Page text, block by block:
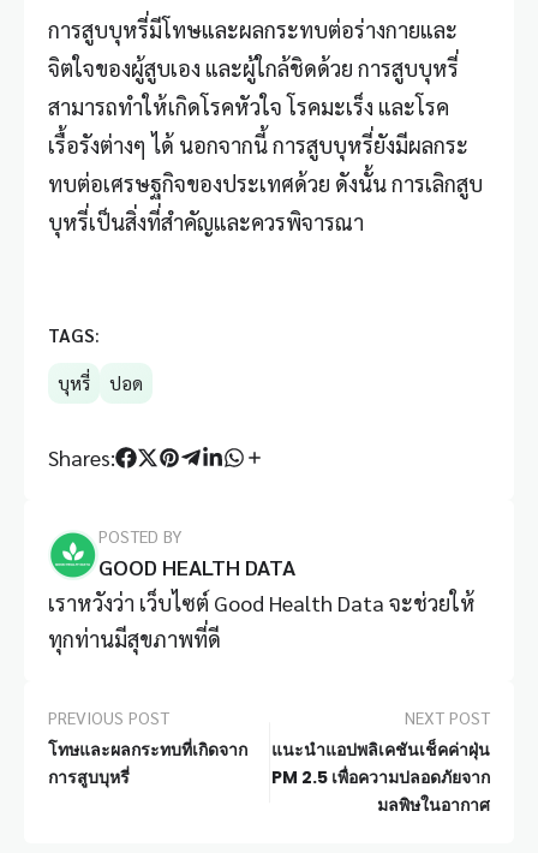
การสูบบุหรี่มีโทษและผลกระทบต่อร่างกายและ
จิตใจของผู้สูบเอง และผู้ใกล้ชิดด้วย การสูบบุหรี่
สามารถทำให้เกิดโรคหัวใจ โรคมะเร็ง และโรค
เรื้อรังต่างๆ ได้ นอกจากนี้ การสูบบุหรี่ยังมีผลกระ
ทบต่อเศรษฐกิจของประเทศด้วย ดังนั้น การเลิกสูบ
บุหรี่เป็นสิ่งที่สำคัญและควรพิจารณา
TAGS:
บุหรี่
ปอด
Shares:
POSTED BY
GOOD HEALTH DATA
เราหวังว่า เว็บไซต์ Good Health Data จะช่วยให้
ทุกท่านมีสุขภาพที่ดี
PREVIOUS POST
โทษและผลกระทบที่เกิดจาก
การสูบบุหรี่
NEXT POST
แนะนำแอปพลิเคชันเช็คค่าฝุ่น
PM 2.5 เพื่อความปลอดภัยจาก
มลพิษในอากาศ